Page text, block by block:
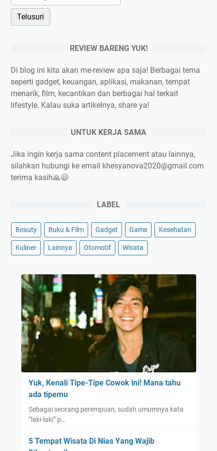
s
E
y
e
s
P
a
c
i
n
g
i
P
y
e
a
t
a
REVIEW BARENG YUK!
Di blog ini kita akan me-review apa saja! Berbagai tema
seperti gadget, keuangan, aplikasi, makanan, tempat
menarik, film, kecantikan dan berbagai hal terkait
lifestyle. Kalau suka artikelnya, share ya!
UNTUK KERJA SAMA
Jika ingin kerja sama content placement atau lainnya,
silahkan hubungi ke email khesyanova2020@gmail.com
terima kasih🙏😃
LABEL
Beauty Buku & Film Gadget Game Kesehatan
Kuliner Lainnya Otomotif Wisata
Yuk, Kenali Tipe-Tipe Cowok ini! Mana tahu
ada tipemu
Sebagai seorang perempuan, sudah umumnya kata
“laki-laki” p…
5 Tempat Wisata Di Nias Yang Wajib